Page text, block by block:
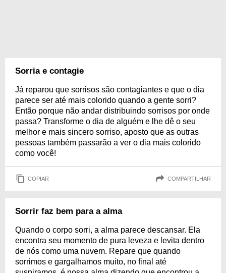
Sorria e contagie
Já reparou que sorrisos são contagiantes e que o dia
parece ser até mais colorido quando a gente sorri?
Então porque não andar distribuindo sorrisos por onde
passa? Transforme o dia de alguém e lhe dê o seu
melhor e mais sincero sorriso, aposto que as outras
pessoas também passarão a ver o dia mais colorido
como você!
COPIAR COMPARTILHAR
Sorrir faz bem para a alma
Quando o corpo sorri, a alma parece descansar. Ela
encontra seu momento de pura leveza e levita dentro
de nós como uma nuvem. Repare que quando
sorrimos e gargalhamos muito, no final até